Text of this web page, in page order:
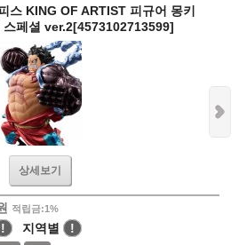
스 KING OF ARTIST 피규어 몽키
스페셜 ver.2[4573102713599]
상세보기
적립금:1%
! 지역별
!